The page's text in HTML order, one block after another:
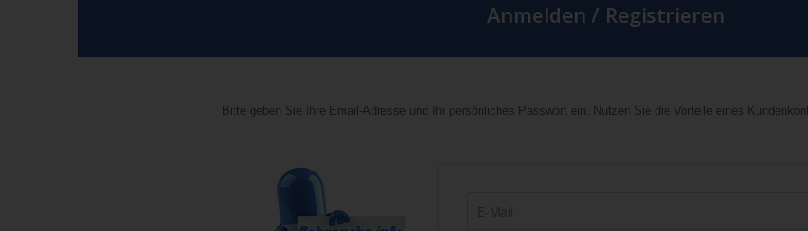
Anmelden / Registrieren
Bitte geben Sie Ihre Email-Adresse und Ihr persönliches Passwort ein. Nutzen Sie die Vorteile eines